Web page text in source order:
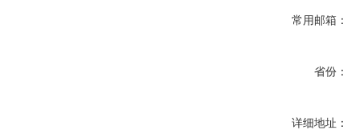
常用邮箱：
省份：
详细地址：